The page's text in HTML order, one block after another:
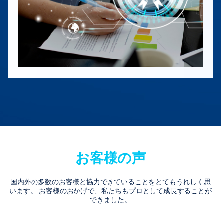
お客様の声
国内外の多数のお客様と協力できていることをとてもうれしく思
います。 お客様のおかげで、私たちもプロとして成長することが
できました。